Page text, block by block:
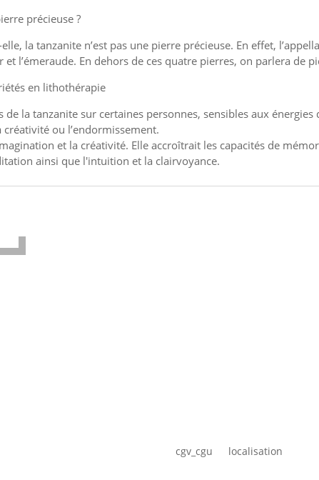
précieuse ?
la tanzanite n’est pas une pierre précieuse. En effet,
l’émeraude. En dehors de ces quatre pierres, on parlera de
en lithothérapie
la tanzanite sur certaines personnes, sensibles aux
ou l’endormissement.
et la créativité. Elle accroîtrait les capacités de
ainsi que l'intuition et la clairvoyance.
cgv_cgu localisation